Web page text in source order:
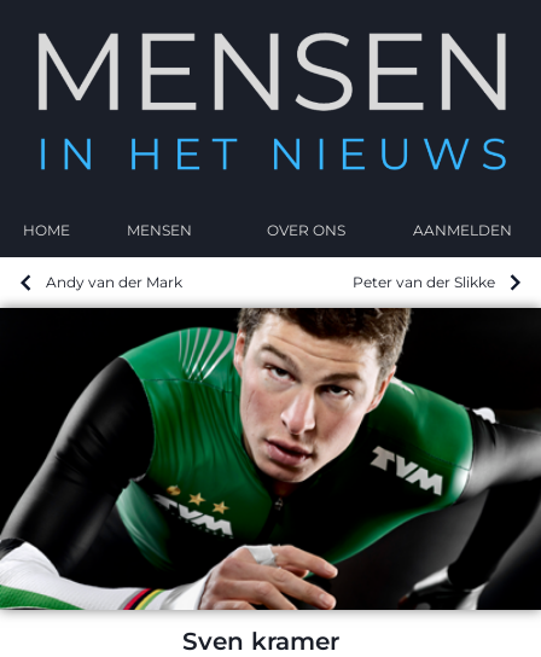
HOME MENSEN OVER ONS AANMELDEN
Andy van der Mark Peter van der Slikke
Sven kramer